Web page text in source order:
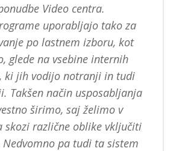
Video centra.
uporabljajo tako za
po lastnem izboru, kot
glede na vsebine internih
ki jih vodijo notranji in tudi
Takšen način usposabljanja
širimo, saj želimo v
skozi različne oblike vključiti
Nedvomno pa tudi ta sistem